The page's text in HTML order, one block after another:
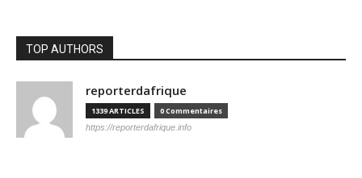
TOP AUTHORS
reporterdafrique
1339 ARTICLES 0 Commentaires
https://reporterdafrique.info